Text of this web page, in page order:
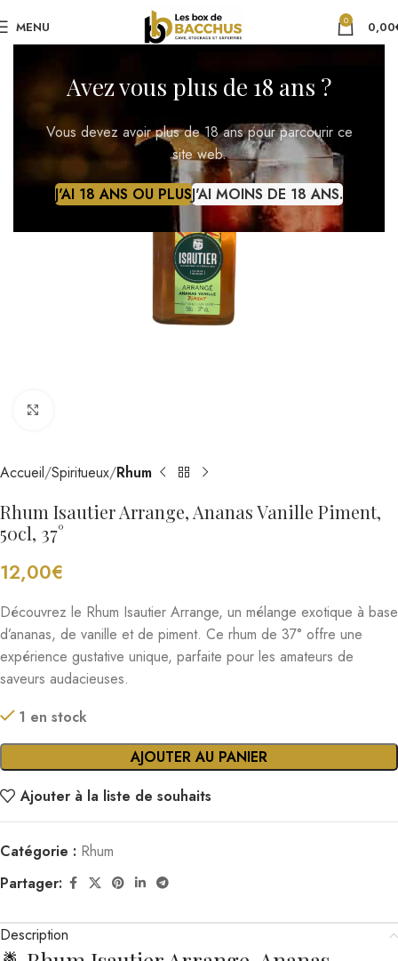
Avez vous plus de 18 ans ?
Vous devez avoir plus de 18 ans pour parcourir ce
site web.
J'AI 18 ANS OU PLUSJ'AI MOINS DE 18 ANS.
MENU 0 0,00
Accueil Spiritueux Rhum
Rhum Isautier Arrange, Ananas Vanille Piment,
50cl, 37°
12,00€
Découvrez le Rhum Isautier Arrange, un mélange exotique à base
d’ananas, de vanille et de piment. Ce rhum de 37° offre une
expérience gustative unique, parfaite pour les amateurs de
saveurs audacieuses.
1 en stock
AJOUTER AU PANIER
Ajouter à la liste de souhaits
Catégorie : Rhum
Partager:
Description